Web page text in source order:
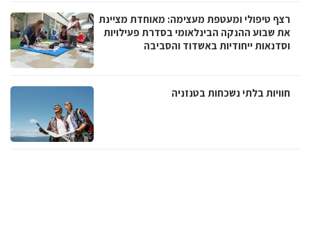
רצף טיפולי ומעטפת מעצימה: מאוחדת מציינת
את שבוע ההנקה הבינלאומי בסדרת פעילויות
וסדנאות ייחודיות באשדוד והסביבה
חוויות בלתי נשכחות בטנזניה